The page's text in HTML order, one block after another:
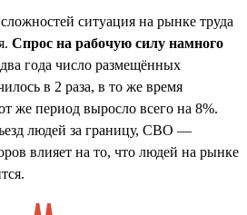
ситуация на рынке труда
Спрос на рабочую силу намного
два года число размещённых
в 2 раза, в то же время
же период выросло всего на 8%.
людей за границу, СВО —
влияет на то, что людей на рынке